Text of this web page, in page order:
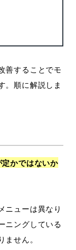
善することでモ
。順に解説しま
定かではないか
ニューは異なり
ニングしている
せん。